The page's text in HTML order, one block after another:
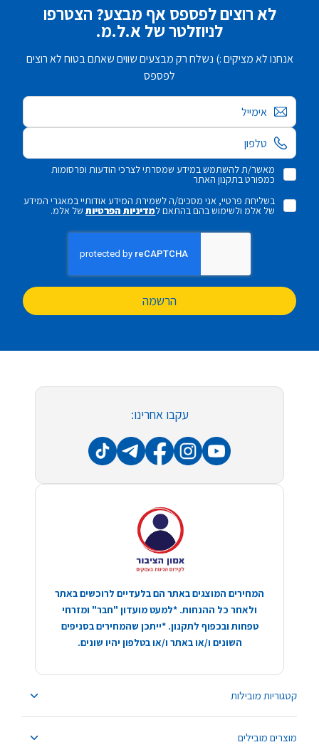
לא רוצים לפספס אף מבצע? הצטרפו
לניוזלטר של א.ל.מ.
אנחנו לא מציקים :) נשלח רק מבצעים שווים שאתם בטוח לא רוצים
לפספס
אימייל
מאשר/ת להשתמש במידע שמסרתי לצרכי הודעות ופרסומות
כמפורט בתקנון האתר
בשליחת פרטיי, אני מסכים/ה לשמירת המידע אודותיי במאגרי המידע
של אלמ ולשימוש בהם בהתאם למדיניות הפרטיותשל אלמ.
הרשמה
קטגוריות מובילות
מוצרים מובילים
עקבו אחרינו:
המחירים המוצגים באתר הם בלעדיים לרוכשים באתר
ולאחר כל ההנחות. *למעט מועדון "חבר" ומזרחי
טפחות ובכפוף לתקנון. *ייתכן שהמחירים בסניפים
השונים ו/או באתר ו/או בטלפון יהיו שונים.